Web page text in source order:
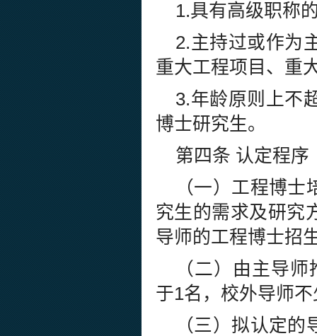
1.具有高级职称
2.主持过或作为
重大工程项目、重
3.年龄原则上不
博士研究生。
第四条 认定程序
（一）工程博
究生的需求及研究
导师的工程博士招
（二）由主导
于1名，校外导师
（三）拟认定